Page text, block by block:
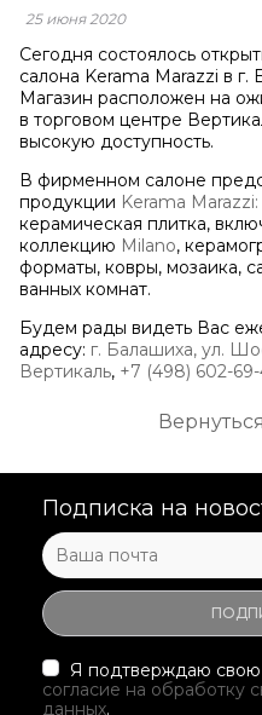
25 июня 2020
Сегодня состоялось
салона Kerama Marazzi в г.
Магазин расположен на
в торговом центре
высокую доступность.
В фирменном салоне
продукции Kerama Marazzi:
керамическая плитка,
коллекцию Milano,
форматы, ковры, мозаика,
ванных комнат.
Будем рады видеть Вас
адресу: г. Балашиха, ул.
Вертикаль, +7 (498) 602-
Подписка на
Я подтверждаю
согласие на обработку
данных.